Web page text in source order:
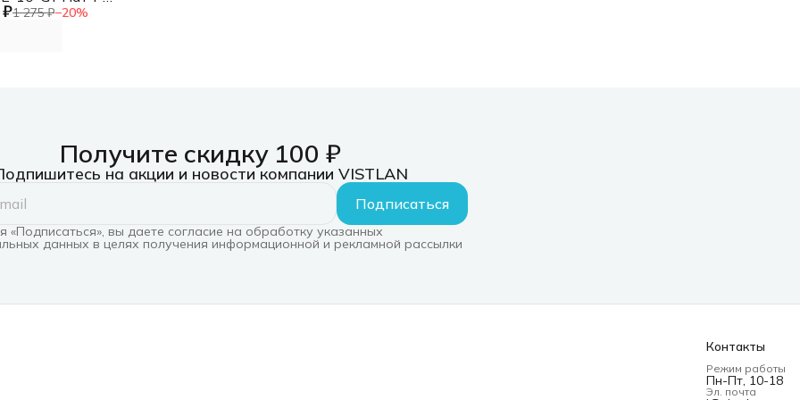
1 275 ₽−20%
RJ-45 вил.-
Получите скидку 100 ₽
на акции и новости компании VISTLAN
Подписаться
«Подписаться», вы даете согласие на обработку указанных
данных в целях получения информационной и рекламной рассылки
Контакты
Режим работы
Пн-Пт, 10-18
Эл. почта